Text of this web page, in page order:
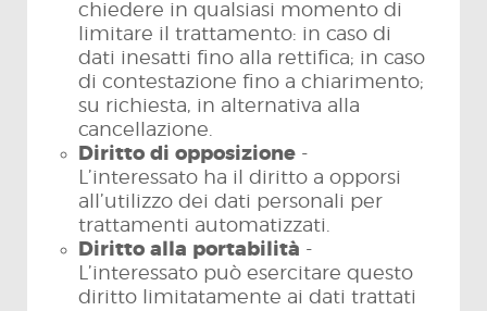
chiedere in qualsiasi momento di
limitare il trattamento: in caso di
dati inesatti fino alla rettifica; in caso
di contestazione fino a chiarimento;
su richiesta, in alternativa alla
cancellazione.
Diritto di opposizione -
L’interessato ha il diritto a opporsi
all’utilizzo dei dati personali per
trattamenti automatizzati.
Diritto alla portabilità -
L’interessato può esercitare questo
diritto limitatamente ai dati trattati